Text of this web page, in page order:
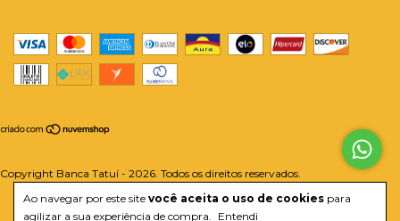
Ao navegar por este site você aceita o uso de cookies para
agilizar a sua experiência de compra. Entendi
Copyright Banca Tatuí - 2026. Todos os direitos reservados.